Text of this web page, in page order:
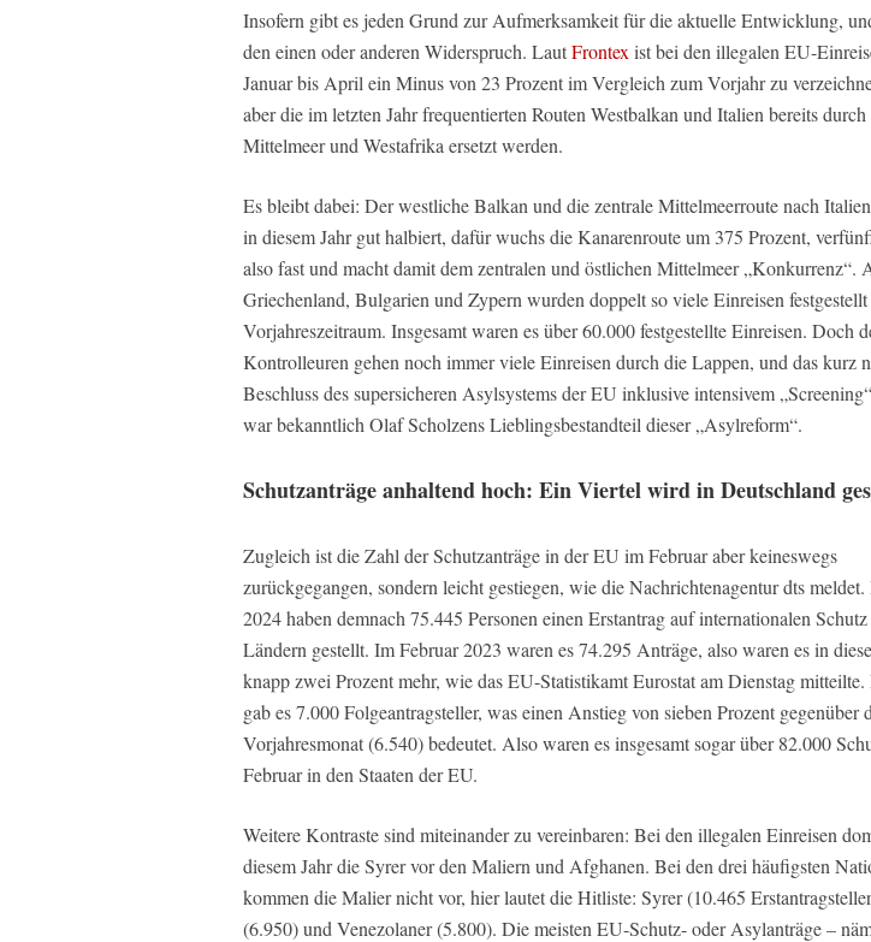
Insofern gibt es jeden Grund zur Aufmerksamkeit für die aktuelle Entwicklung,
den einen oder anderen Widerspruch. LautFrontex ist bei den illegalen EU-
Januar bis April ein Minus von 23 Prozent im Vergleich zum Vorjahr zu
aber die im letzten Jahr frequentierten Routen Westbalkan und Italien bereits
Mittelmeer und Westafrika ersetzt werden.
Es bleibt dabei: Der westliche Balkan und die zentrale Mittelmeerroute nach
in diesem Jahr gut halbiert, dafür wuchs die Kanarenroute um 375 Prozent,
also fast und macht damit dem zentralen und östlichen Mittelmeer „Konkurrenz“.
Griechenland, Bulgarien und Zypern wurden doppelt so viele Einreisen
Vorjahreszeitraum. Insgesamt waren es über 60.000 festgestellte Einreisen. Doch
Kontrolleuren gehen noch immer viele Einreisen durch die Lappen, und das kurz
Beschluss des supersicheren Asylsystems der EU inklusive intensivem
war bekanntlich Olaf Scholzens Lieblingsbestandteil dieser „Asylreform“.
Schutzanträge anhaltend hoch: Ein Viertel wird in Deutschland
Zugleich ist die Zahl der Schutzanträge in der EU im Februar aber keineswegs
zurückgegangen, sondern leicht gestiegen, wie die Nachrichtenagentur dts
2024 haben demnach 75.445 Personen einen Erstantrag auf internationalen
Ländern gestellt. Im Februar 2023 waren es 74.295 Anträge, also waren es in
knapp zwei Prozent mehr, wie das EU-Statistikamt Eurostat am Dienstag mitteilte.
gab es 7.000 Folgeantragsteller, was einen Anstieg von sieben Prozent gegenüber
Vorjahresmonat (6.540) bedeutet. Also waren es insgesamt sogar über 82.000
Februar in den Staaten der EU.
Weitere Kontraste sind miteinander zu vereinbaren: Bei den illegalen Einreisen
diesem Jahr die Syrer vor den Maliern und Afghanen. Bei den drei häufigsten
kommen die Malier nicht vor, hier lautet die Hitliste: Syrer (10.465
(6.950) und Venezolaner (5.800). Die meisten EU-Schutz- oder Asylanträge –